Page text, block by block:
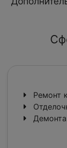
Ремонт